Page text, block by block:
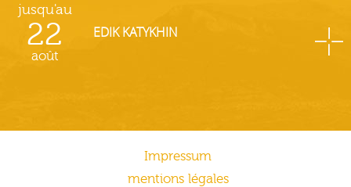
jusqu'au
22
août
EDIK KATYKHIN
Impressum
mentions légales